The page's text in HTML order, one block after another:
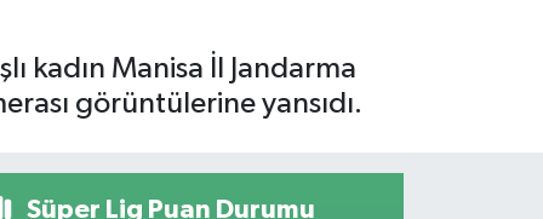
kadın Manisa İl Jandarma
görüntülerine yansıdı.
Süper Lig Puan Durumu